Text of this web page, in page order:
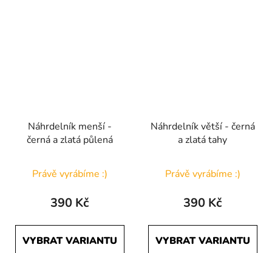
Náhrdelník menší -
černá a zlatá půlená
hodnocení
produktu
5,0
z
Právě vyrábíme :)
390 Kč
VYBRAT VARIANTU
Náhrdelník větší - černá
a zlatá tahy
Právě vyrábíme :)
390 Kč
VYBRAT VARIANTU